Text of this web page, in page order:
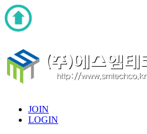
JOIN
LOGIN